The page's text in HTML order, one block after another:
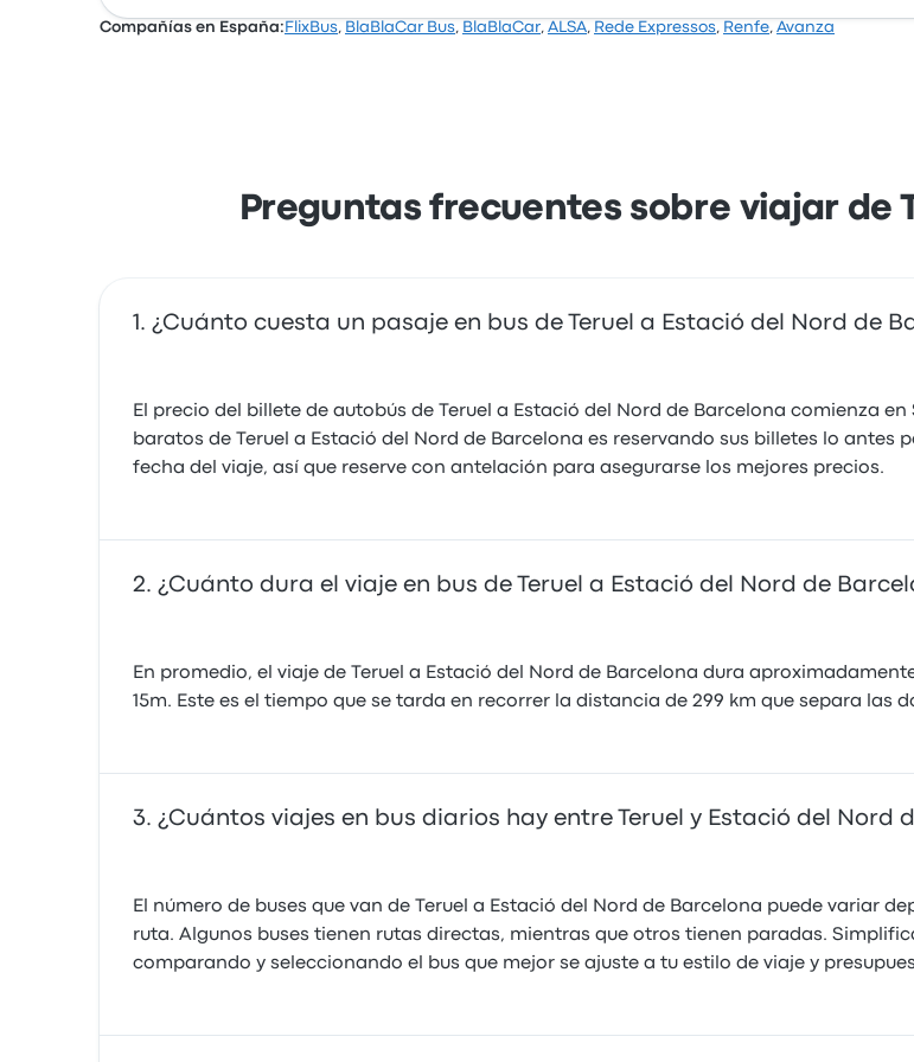
Grupo Samar Teruel Barcelona reseñas recientes de
Compañías en España: FlixBus, BlaBlaCar Bus, BlaBlaCar, ALSA, Rede Expressos, Renfe, Avanza
Preguntas frecuentes sobre viajar de
¿Cuánto cuesta un pasaje en bus de Teruel a Estació del Nord de
El precio del billete de autobús de Teruel a Estació del Nord de Barcelona comienza
baratos de Teruel a Estació del Nord de Barcelona es reservando sus billetes lo antes
fecha del viaje, así que reserve con antelación para asegurarse los mejores precios.
¿Cuánto dura el viaje en bus de Teruel a Estació del Nord de
En promedio, el viaje de Teruel a Estació del Nord de Barcelona dura
15m. Este es el tiempo que se tarda en recorrer la distancia de 299 km que separa las
¿Cuántos viajes en bus diarios hay entre Teruel y Estació del Nord
El número de buses que van de Teruel a Estació del Nord de Barcelona puede variar
ruta. Algunos buses tienen rutas directas, mientras que otros tienen paradas.
comparando y seleccionando el bus que mejor se ajuste a tu estilo de viaje y